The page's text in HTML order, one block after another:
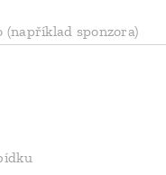
sponzora)